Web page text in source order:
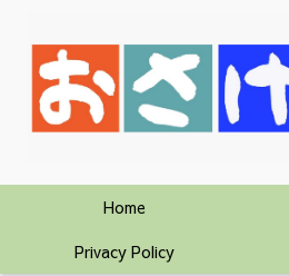
Home
Privacy Policy